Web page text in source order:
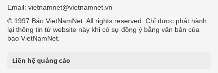
Email: vietnamnet@vietnamnet.vn
© 1997 Báo VietNamNet. All rights reserved. Chỉ được phát hành
lại thông tin từ website này khi có sự đồng ý bằng văn bản của
báo VietNamNet.
Liên hệ quảng cáo